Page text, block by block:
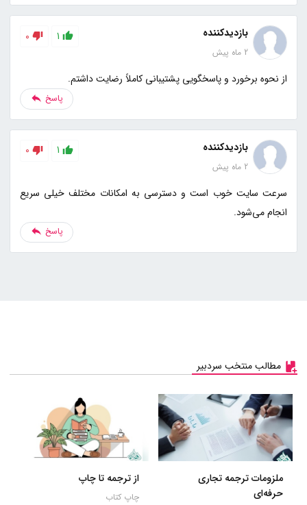
بازدیدکننده
2 ماه پیش
1
0
از نحوه برخورد و پاسخگویی پشتیبانی کاملاً رضایت داشتم.
پاسخ
بازدیدکننده
2 ماه پیش
1
0
سرعت سایت خوب است و دسترسی به امکانات مختلف خیلی سریع
انجام می‌شود.
پاسخ
مطالب منتخب سردبیر
ملزومات ترجمه تجاری
حرفه‌ای
از ترجمه تا چاپ
چاپ کتاب